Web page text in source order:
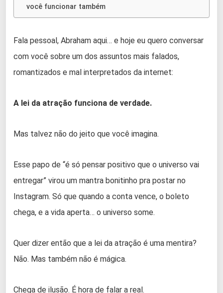
você funcionar também
Fala pessoal, Abraham aqui… e hoje eu quero conversar
com você sobre um dos assuntos mais falados,
romantizados e mal interpretados da internet:
A lei da atração funciona de verdade.
Mas talvez não do jeito que você imagina.
Esse papo de “é só pensar positivo que o universo vai
entregar” virou um mantra bonitinho pra postar no
Instagram. Só que quando a conta vence, o boleto
chega, e a vida aperta… o universo some.
Quer dizer então que a lei da atração é uma mentira?
Não. Mas também não é mágica.
Chega de ilusão. É hora de falar a real.